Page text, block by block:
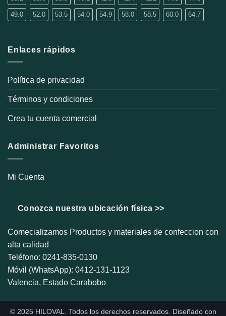
49.0 52.0 53.5 54.0 54.9 58.0 58.5 60.0 64.7
Enlaces rápidos
Política de privacidad
Términos y condiciones
Crea tu cuenta comercial
Administrar Favoritos
Mi Cuenta
Conozca nuestra ubicación física >>
Comecializamos Productos y materiales de confeccion con
alta calidad
Teléfono: 0241-835-0130
Móvil (WhatsApp): 0412-131-1123
Valencia, Estado Carabobo
© 2025 HILOVAL. Todos los derechos reservados. Diseñado con